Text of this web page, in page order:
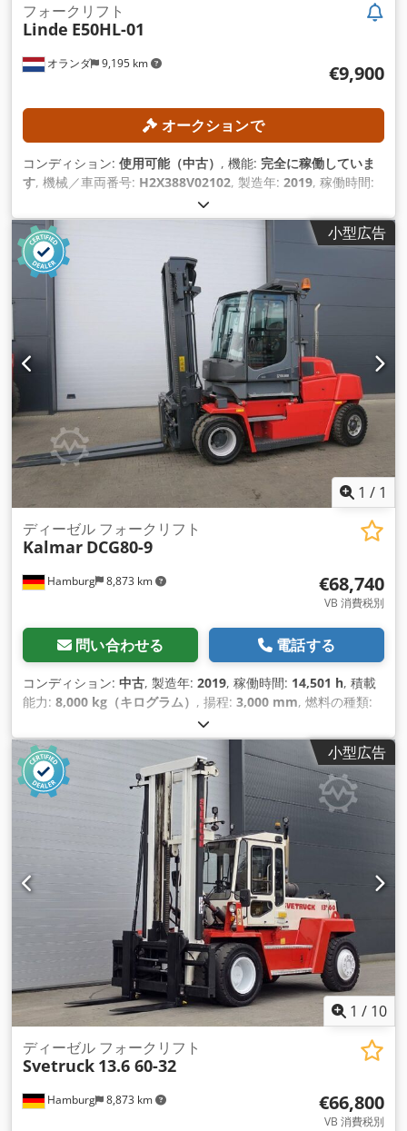
オランダ 9,195 km
フォークリフト
Linde E50HL-01
€9,900
オークションで
コンディション: 使用可能（中古） , 機能: 完全に稼働していま
す, 機械／車両番号: H2X388V02102, 製造年: 2019, 稼働時間:
5,000 kg（キログラム）
mm, マスト型式:デュプレックス, 空車重量:7,922 kg（キログ
ラム）, 装備: 小型広告
1 / 1
Hamburg 8,873 km
ディーゼル フォークリフト
Kalmar DCG80-9
€68,740
VB 消費税別
問い合わせる 電話する
コンディション: 中古, 製造年: 2019, 稼働時間: 14,501 h, 積載
能力: 8,000 kg（キログラム） , 揚程: 3,000 mm, 燃料の種類:
シンプレックス
フォークキャリッジ幅:1,800 mm, 空車重量:12,300 kg（キロ
グラム）
3,950 mm, 駆動方式: Diesel, 建設幅:2,000
mm,
小型広告
1 / 10
Hamburg 8,873 km
ディーゼル フォークリフト
Svetruck 13.6 60-32
€66,800
VB 消費税別